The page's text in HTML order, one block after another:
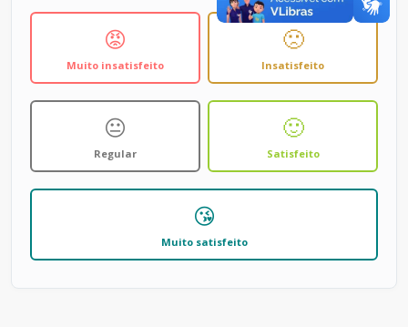
😡
Muito insatisfeito
🙁
Insatisfeito
😐
Regular
🙂
Satisfeito
😘
Muito satisfeito